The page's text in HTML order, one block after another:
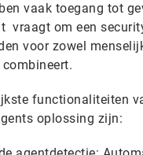
vaak toegang tot
vraagt om een
voor zowel
functionaliteiten
oplossing zijn: